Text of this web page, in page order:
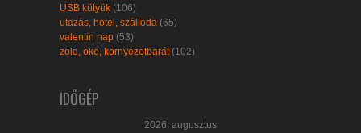
USB kütyük (106)
utazás, hotel, szálloda (65)
valentin nap (53)
zöld, öko, környezetbarát(102)
IDŐGÉP
2026. augusztus